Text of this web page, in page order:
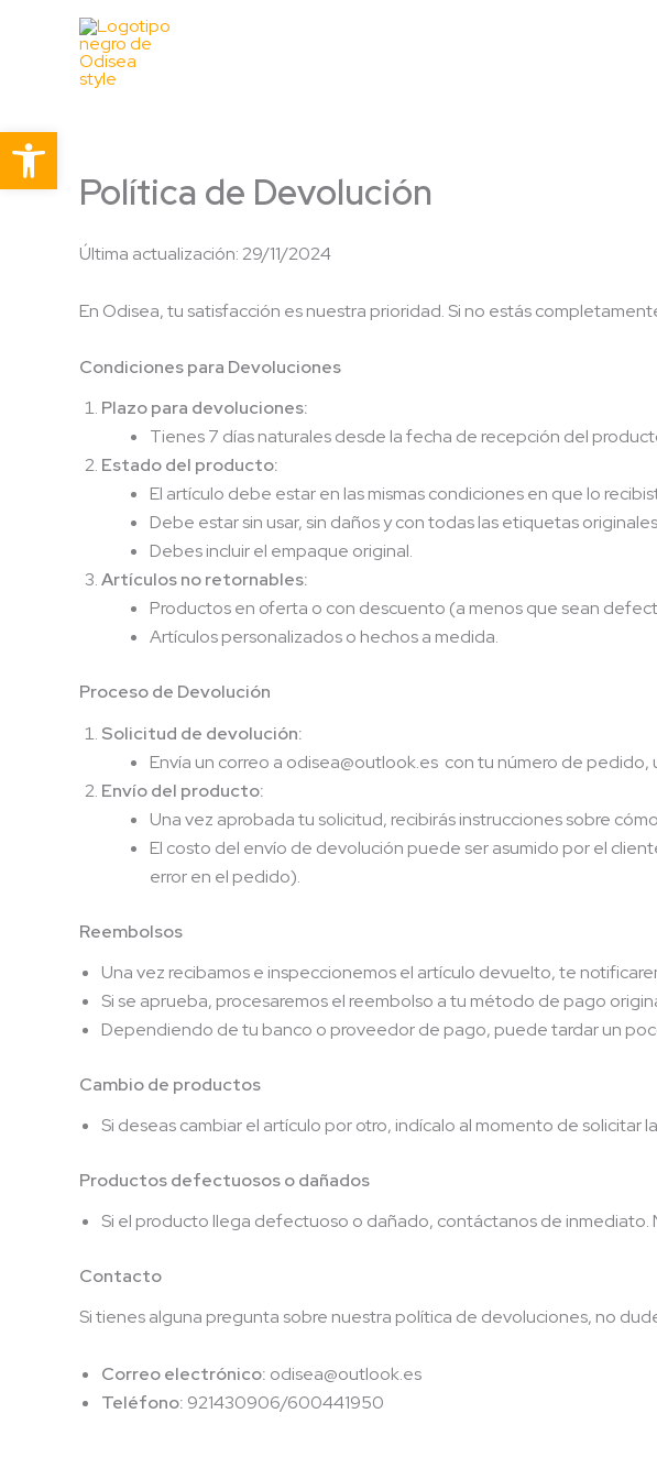
contenido
Política de Devolución
Última actualización: 29/11/2024
En Odisea, tu satisfacción es nuestra prioridad. Si no estás
Condiciones para Devoluciones
Plazo para devoluciones:
Tienes 7 días naturales desde la fecha de recepción del
Estado del producto:
El artículo debe estar en las mismas condiciones en que lo
Debe estar sin usar, sin daños y con todas las etiquetas
Debes incluir el empaque original.
Artículos no retornables:
Productos en oferta o con descuento (a menos que sean
Artículos personalizados o hechos a medida.
Proceso de Devolución
Solicitud de devolución:
Envía un correo a odisea@outlook.es con tu número de
Envío del producto:
Una vez aprobada tu solicitud, recibirás instrucciones sobre
El costo del envío de devolución puede ser asumido por el
error en el pedido).
Reembolsos
Una vez recibamos e inspeccionemos el artículo devuelto, te
Si se aprueba, procesaremos el reembolso a tu método de pago
Dependiendo de tu banco o proveedor de pago, puede tardar un
Cambio de productos
Si deseas cambiar el artículo por otro, indícalo al momento de
Productos defectuosos o dañados
Si el producto llega defectuoso o dañado, contáctanos de inmediato.
Contacto
Si tienes alguna pregunta sobre nuestra política de devoluciones, no
Correo electrónico: odisea@outlook.es
Teléfono: 921430906/600441950
Abrir barra de herramientas